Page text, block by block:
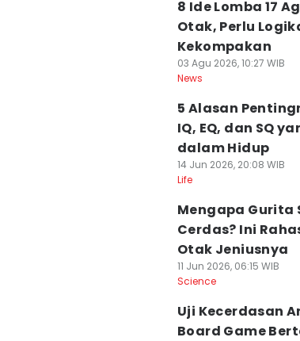
8 Ide Lomba 17
Otak, Perlu
Kekompakan
03 Agu 2026, 10:27 WIB
News
5 Alasan
IQ, EQ, dan SQ
dalam Hidup
14 Jun 2026, 20:08 WIB
Life
Mengapa Gurita
Cerdas? Ini
Otak Jeniusnya
11 Jun 2026, 06:15 WIB
Science
Uji Kecerdasan
Board Game